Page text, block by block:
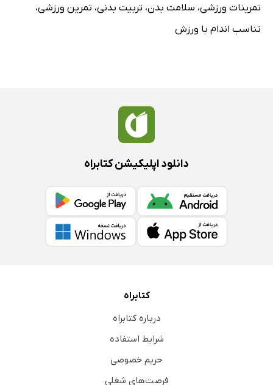
تمرینات ورزشی، سلامت بدن، تربیت بدنی، تمرین ورزشی،
تناسب اندام با ورزش
دانلود اپلیکیشن کتابراه
کتابراه
درباره کتابراه
شرایط استفاده
حریم خصوصی
فرصت‌های شغلی